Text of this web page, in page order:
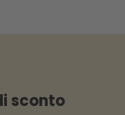
sconto